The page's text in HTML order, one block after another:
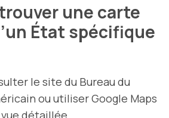
une carte
État spécifique
le site du Bureau du
ou utiliser Google Maps
détaillée.